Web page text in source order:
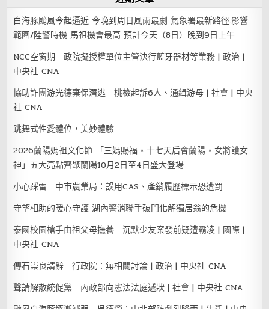
白海豚颱風今起逼近 今晚到周日風雨最劇 氣象署最新路徑.影響
範圍/陸警時機 馬祖機會最高 預計今天（8日）晚到9日上午
NCC空窗期 政院擬授權單位主管決行藍牙器材等業務 | 政治 |
中央社 CNA
協助詐團游光德棄保潛逃 桃檢起訴6人、通緝游母 | 社會 | 中央
社 CNA
跳舞式性愛體位，美妙體驗
2026蘭陽媽祖文化節 「三媽賜福 × 十七天后會蘭陽 × 女將護女
神」五大亮點齊聚蘭陽10月2日至4日盛大登場
小心踩雷 中市農業局：誤用CAS、產銷履歷標示恐遭罰
守望相助的暖心守護 湖內警消聯手破門化解獨居翁的危機
泰國校園槍手由祖父母撫養 沉默少友案發前疑遭霸凌 | 國際 |
中央社 CNA
傳石崇良請辭 行政院：無相關討論 | 政治 | 中央社 CNA
聲請解散統促黨 內政部向憲法法庭遞狀 | 社會 | 中央社 CNA